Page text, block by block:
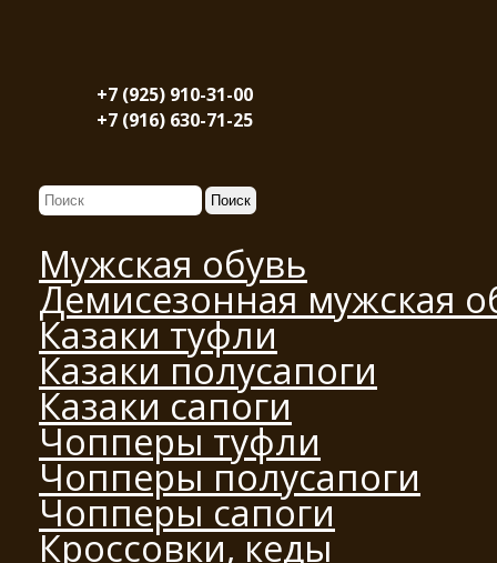
+7 (925) 910-31-00
+7 (916) 630-71-25
Мужская обувь
Демисезонная мужская
Казаки туфли
Казаки полусапоги
Казаки сапоги
Чопперы туфли
Чопперы полусапоги
Чопперы сапоги
Кроссовки, кеды